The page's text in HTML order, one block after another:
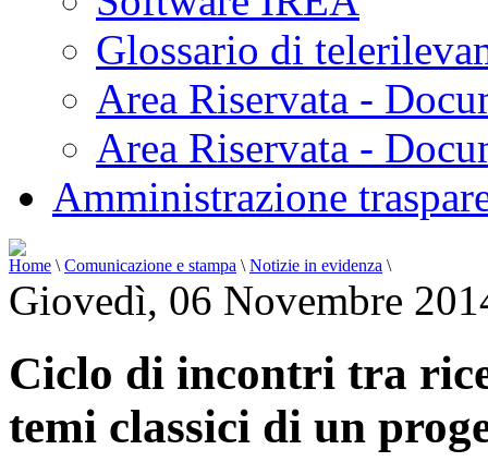
Glossario di
Area Riservata -
Area Riservata -
Amministrazione
Home \ Comunicazione e stampa \ Notizie in evidenza \
Giovedì, 06 Novembre
Ciclo di incontri tra
temi classici di un